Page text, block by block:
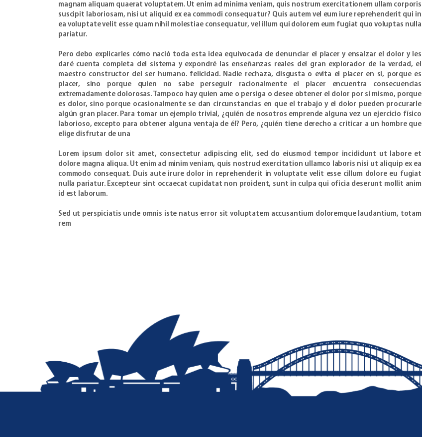
magnam aliquam quaerat voluptatem. Ut enim ad minima veniam, quis nostrum exercitationem ullam corporis
suscipit laboriosam, nisi ut aliquid ex ea commodi consequatur? Quis autem vel eum iure reprehenderit qui in
ea voluptate velit esse quam nihil molestiae consequatur, vel illum qui dolorem eum fugiat quo voluptas nulla
pariatur.
Pero debo explicarles cómo nació toda esta idea equivocada de denunciar el placer y ensalzar el dolor y les
daré cuenta completa del sistema y expondré las enseñanzas reales del gran explorador de la verdad, el
maestro constructor del ser humano. felicidad. Nadie rechaza, disgusta o evita el placer en sí, porque es
placer, sino porque quien no sabe perseguir racionalmente el placer encuentra consecuencias
extremadamente dolorosas. Tampoco hay quien ame o persiga o desee obtener el dolor por sí mismo, porque
es dolor, sino porque ocasionalmente se dan circunstancias en que el trabajo y el dolor pueden procurarle
algún gran placer. Para tomar un ejemplo trivial, ¿quién de nosotros emprende alguna vez un ejercicio físico
laborioso, excepto para obtener alguna ventaja de él? Pero, ¿quién tiene derecho a criticar a un hombre que
elige disfrutar de una
Lorem ipsum dolor sit amet, consectetur adipiscing elit, sed do eiusmod tempor incididunt ut labore et
dolore magna aliqua. Ut enim ad minim veniam, quis nostrud exercitation ullamco laboris nisi ut aliquip ex ea
commodo consequat. Duis aute irure dolor in reprehenderit in voluptate velit esse cillum dolore eu fugiat
nulla pariatur. Excepteur sint occaecat cupidatat non proident, sunt in culpa qui oficia deserunt mollit anim
id est laborum.
Sed ut perspiciatis unde omnis iste natus error sit voluptatem accusantium doloremque laudantium, totam
rem